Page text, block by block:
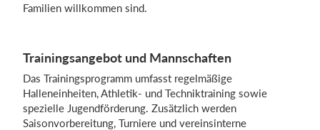
Familien willkommen sind.
Trainingsangebot und Mannschaften
Das Trainingsprogramm umfasst regelmäßige
Halleneinheiten, Athletik- und Techniktraining sowie
spezielle Jugendförderung. Zusätzlich werden
Saisonvorbereitung, Turniere und vereinsinterne